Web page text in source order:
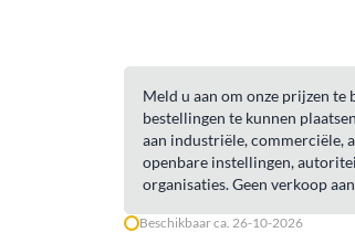
Meld u aan om onze prijzen te
bestellingen te kunnen
aan industriële, commerciële,
openbare instellingen,
organisaties. Geen verkoop
Beschikbaar ca. 26-10-2026